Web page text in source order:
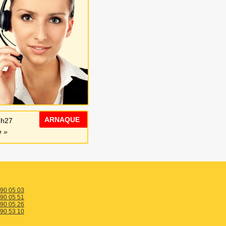
ARNAQUE
05 03
05 51
05 26
53 10